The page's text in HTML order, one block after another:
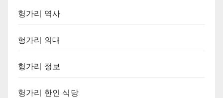
헝가리 역사
헝가리 의대
헝가리 정보
헝가리 한인 식당